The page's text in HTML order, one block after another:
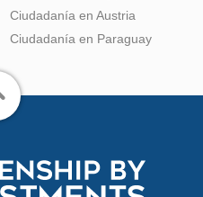
Ciudadanía en Austria
Ciudadanía en Paraguay